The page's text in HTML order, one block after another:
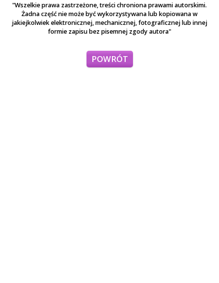
"Wszelkie prawa zastrzeżone, treści chroniona prawami autorskimi.
Żadna część nie może być wykorzystywana lub kopiowana w
jakiejkolwiek elektronicznej, mechanicznej, fotograficznej lub innej
formie zapisu bez pisemnej zgody autora"
POWRÓT